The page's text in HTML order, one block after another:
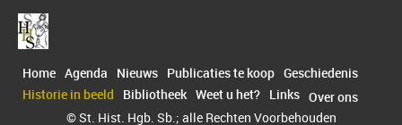
Home Agenda Nieuws Publicaties te koop Geschiedenis
Historie in beeld
Bibliotheek Weet u het? Links Over ons
© St. Hist. Hgb. Sb.; alle Rechten Voorbehouden